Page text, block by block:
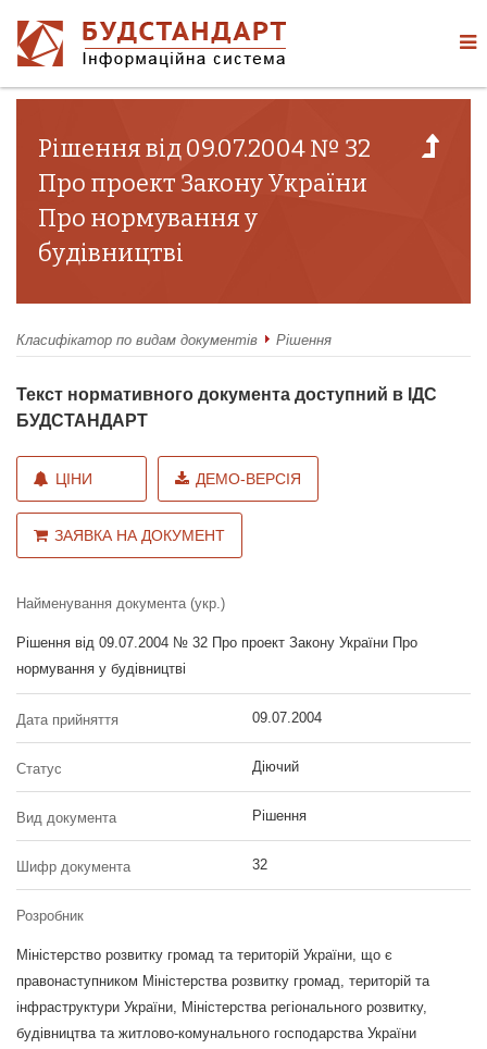
Рішення від 09.07.2004 № 32
Про проект Закону України
Про нормування у
будівництві
Класифікатор по видам документів Рішення
Текст нормативного документа доступний в ІДС
БУДСТАНДАРТ
ЦІНИ ДЕМО-ВЕРСІЯ
ЗАЯВКА НА ДОКУМЕНТ
Найменування документа (укр.)
Рішення від 09.07.2004 № 32 Про проект Закону України Про
нормування у будівництві
Дата прийняття 09.07.2004
Статус Діючий
Вид документа Рішення
Шифр документа 32
Розробник
Міністерство розвитку громад та територій України, що є
правонаступником Міністерства розвитку громад, територій та
інфраструктури України, Міністерства регіонального розвитку,
будівництва та житлово-комунального господарства України